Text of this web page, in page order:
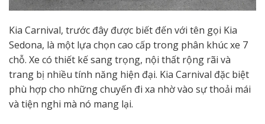
Kia Carnival, trước đây được biết đến với tên gọi Kia
Sedona, là một lựa chọn cao cấp trong phân khúc xe 7
chỗ. Xe có thiết kế sang trọng, nội thất rộng rãi và
trang bị nhiều tính năng hiện đại. Kia Carnival đặc biệt
phù hợp cho những chuyến đi xa nhờ vào sự thoải mái
và tiện nghi mà nó mang lại.